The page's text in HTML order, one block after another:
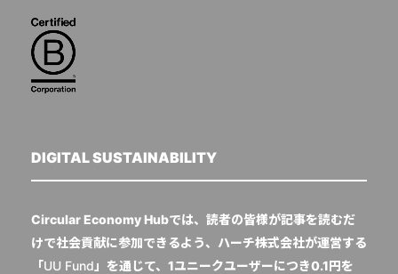
DIGITAL SUSTAINABILITY
Circular Economy Hubでは、読者の皆様が記事を読むだ
けで社会貢献に参加できるよう、ハーチ株式会社が運営する
「UU Fund 」を通じて、1ユニークユーザーにつき0.1円を